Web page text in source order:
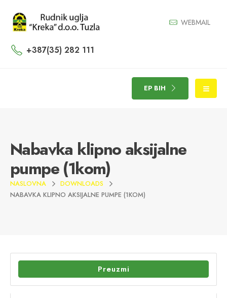
WEBMAIL
+387(35) 282 111
EP BIH
Nabavka klipno aksijalne
pumpe (1kom)
NASLOVNA
DOWNLOADS
NABAVKA KLIPNO AKSIJALNE PUMPE (1KOM)
Preuzmi